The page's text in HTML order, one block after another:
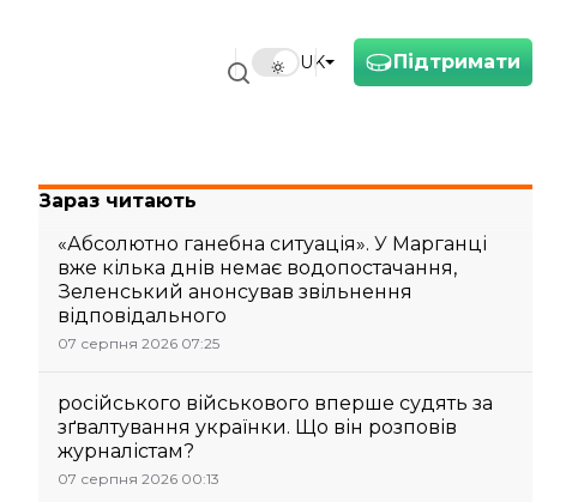
Підтримати
UK
Зараз читають
«Абсолютно ганебна ситуація». У Марганці
вже кілька днів немає водопостачання,
Зеленський анонсував звільнення
відповідального
07 серпня 2026 07:25
російського військового вперше судять за
зґвалтування українки. Що він розповів
журналістам?
07 серпня 2026 00:13